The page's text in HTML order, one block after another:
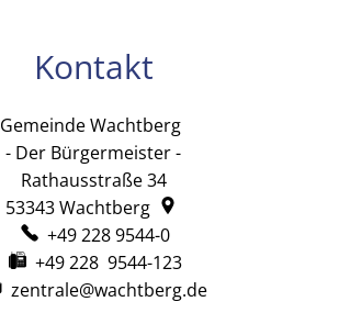
Kontakt
Gemeinde Wachtberg
- Der Bürgermeister -
Rathausstraße 34
53343Wachtberg
+49 228 9544-0
+49 228 9544-123
zentrale@wachtberg.de